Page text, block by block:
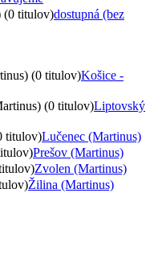
(0 titulov)dostupná (bez
(0 titulov)Košice -
(0 titulov)Liptovský
titulov)Lučenec (Martinus)
Prešov (Martinus)
Zvolen (Martinus)
Žilina (Martinus)